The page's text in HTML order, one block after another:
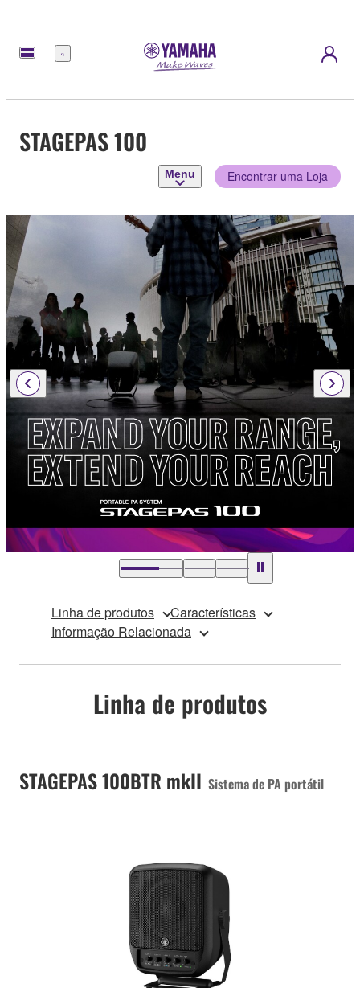
Menu
STAGEPAS 100
Menu Encontrar uma Loja
Linha de produtos
Características
Informação Relacionada
Linha de produtos
STAGEPAS 100BTR mkII Sistema de PA portátil